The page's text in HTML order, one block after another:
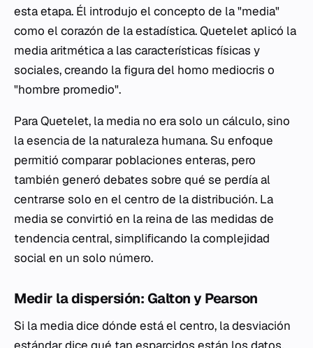
esta etapa. Él introdujo el concepto de la "media"
como el corazón de la estadística. Quetelet aplicó la
media aritmética a las características físicas y
sociales, creando la figura del homo mediocris o
"hombre promedio".
Para Quetelet, la media no era solo un cálculo, sino
la esencia de la naturaleza humana. Su enfoque
permitió comparar poblaciones enteras, pero
también generó debates sobre qué se perdía al
centrarse solo en el centro de la distribución. La
media se convirtió en la reina de las medidas de
tendencia central, simplificando la complejidad
social en un solo número.
Medir la dispersión: Galton y Pearson
Si la media dice dónde está el centro, la desviación
estándar dice qué tan esparcidos están los datos.